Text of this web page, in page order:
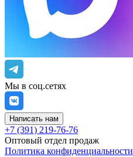
Мы в соц.сетях
Написать нам
+7 (391) 219-76-76
Оптовый отдел продаж
Политика конфиденциальности